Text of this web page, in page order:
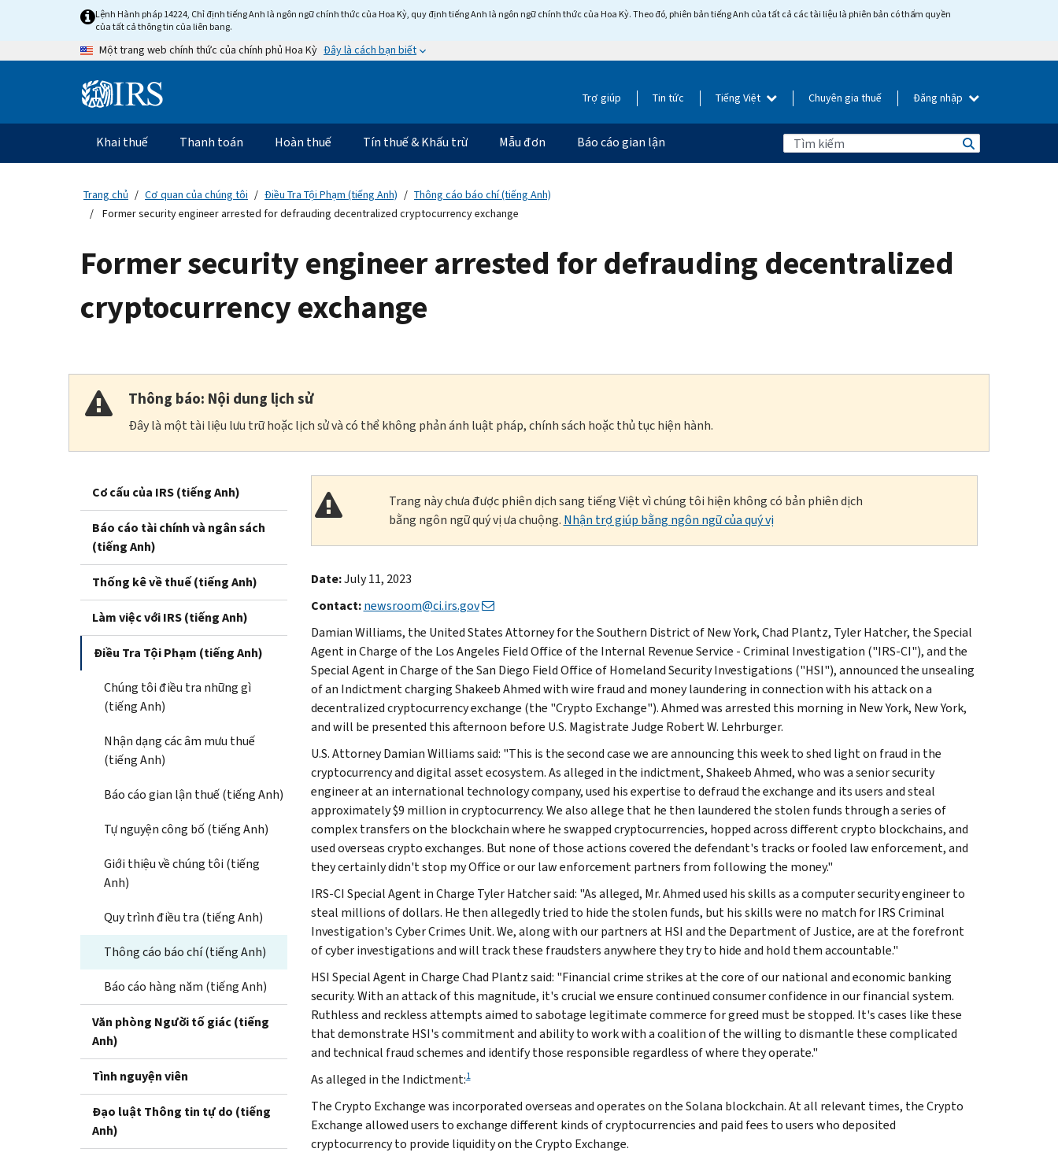
content
Lệnh Hành pháp 14224, Chỉ định tiếng Anh là ngôn ngữ chính thức của Hoa Kỳ, quy định tiếng Anh là ngôn ngữ chính thức của Hoa Kỳ. Theo đó, phiên bản tiếng Anh của tất cả các tài liệu là phiên bản có thẩm quyền
của tất cả thông tin của liên bang.
Một trang web chính thức của chính phủ Hoa Kỳ Đây là cách bạn biết
Information Trợ giúp Tin tức Tiếng Việt Chuyên gia thuế Đăng nhập
Điều
hướng
chính
Khai thuế Thanh toán Hoàn thuế Tín thuế & Khấu trừ Mẫu đơn Báo cáo gian lận
Trang chủ Cơ quan của chúng tôi Điều Tra Tội Phạm (tiếng Anh)
Thông cáo báo chí (tiếng Anh)
Former security engineer arrested for defrauding decentralized cryptocurrency exchange
Former security engineer arrested for defrauding decentralized
cryptocurrency exchange
Thông báo: Nội dung lịch sử
Đây là một tài liệu lưu trữ hoặc lịch sử và có thể không phản ánh luật pháp, chính sách hoặc thủ tục hiện hành.
Cơ cấu của IRS (tiếng Anh)
Báo cáo tài chính và ngân sách
(tiếng Anh)
Thống kê về thuế (tiếng Anh)
Làm việc với IRS (tiếng Anh)
Điều Tra Tội Phạm (tiếng Anh)
Chúng tôi điều tra những gì
(tiếng Anh)
Nhận dạng các âm mưu thuế
(tiếng Anh)
Báo cáo gian lận thuế (tiếng Anh)
Tự nguyện công bố (tiếng Anh)
Giới thiệu về chúng tôi (tiếng
Anh)
Quy trình điều tra (tiếng Anh)
Thông cáo báo chí (tiếng Anh)
Báo cáo hàng năm (tiếng Anh)
Văn phòng Người tố giác (tiếng
Anh)
Tình nguyện viên
Đạo luật Thông tin tự do (tiếng
Anh)
Trang này chưa được phiên dịch sang tiếng Việt vì chúng tôi hiện không có bản phiên dịch
bằng ngôn ngữ quý vị ưa chuộng. Nhận trợ giúp bằng ngôn ngữ của quý vị
Date:July 11, 2023
Contact:newsroom@ci.irs.gov
Damian Williams, the United States Attorney for the Southern District of New York, Chad Plantz, Tyler Hatcher, the Special
Agent in Charge of the Los Angeles Field Office of the Internal Revenue Service - Criminal Investigation ("IRS-CI"), and the
Special Agent in Charge of the San Diego Field Office of Homeland Security Investigations ("HSI"), announced the unsealing
of an Indictment charging Shakeeb Ahmed with wire fraud and money laundering in connection with his attack on a
decentralized cryptocurrency exchange (the "Crypto Exchange"). Ahmed was arrested this morning in New York, New York,
and will be presented this afternoon before U.S. Magistrate Judge Robert W. Lehrburger.
U.S. Attorney Damian Williams said: "This is the second case we are announcing this week to shed light on fraud in the
cryptocurrency and digital asset ecosystem. As alleged in the indictment, Shakeeb Ahmed, who was a senior security
engineer at an international technology company, used his expertise to defraud the exchange and its users and steal
approximately $9 million in cryptocurrency. We also allege that he then laundered the stolen funds through a series of
complex transfers on the blockchain where he swapped cryptocurrencies, hopped across different crypto blockchains, and
used overseas crypto exchanges. But none of those actions covered the defendant's tracks or fooled law enforcement, and
they certainly didn't stop my Office or our law enforcement partners from following the money."
IRS-CI Special Agent in Charge Tyler Hatcher said: "As alleged, Mr. Ahmed used his skills as a computer security engineer to
steal millions of dollars. He then allegedly tried to hide the stolen funds, but his skills were no match for IRS Criminal
Investigation's Cyber Crimes Unit. We, along with our partners at HSI and the Department of Justice, are at the forefront
of cyber investigations and will track these fraudsters anywhere they try to hide and hold them accountable."
HSI Special Agent in Charge Chad Plantz said: "Financial crime strikes at the core of our national and economic banking
security. With an attack of this magnitude, it's crucial we ensure continued consumer confidence in our financial system.
Ruthless and reckless attempts aimed to sabotage legitimate commerce for greed must be stopped. It's cases like these
that demonstrate HSI's commitment and ability to work with a coalition of the willing to dismantle these complicated
and technical fraud schemes and identify those responsible regardless of where they operate."
As alleged in the Indictment:1
The Crypto Exchange was incorporated overseas and operates on the Solana blockchain. At all relevant times, the Crypto
Exchange allowed users to exchange different kinds of cryptocurrencies and paid fees to users who deposited
cryptocurrency to provide liquidity on the Crypto Exchange.